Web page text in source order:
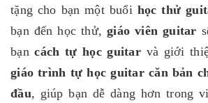
tặng cho bạn một buổi học thử
bạn đến học thử,giáo viên guitar
bạn cách tự học guitar và giới
giáo trình tự học guitar căn bản
đầu, giúp bạn dễ dàng hơn trong